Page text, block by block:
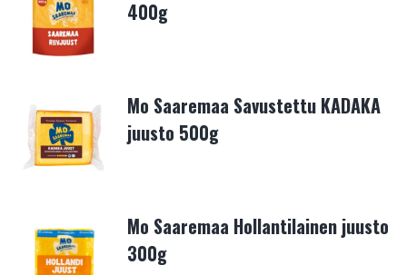
400g
Mo Saaremaa Savustettu KADAKA
juusto 500g
Mo Saaremaa Hollantilainen juusto
300g